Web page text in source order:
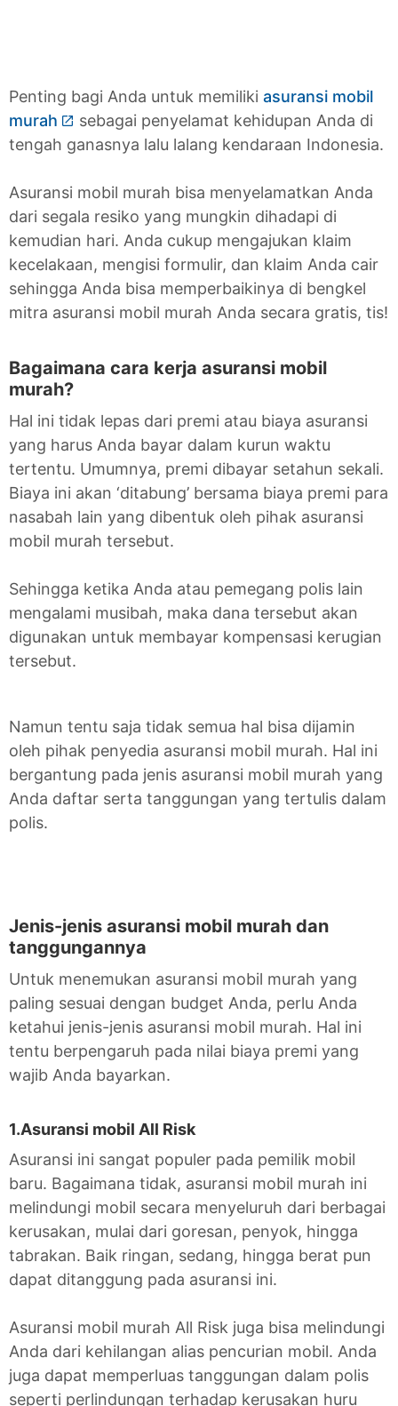
Penting bagi Anda untuk memiliki asuransi mobil
murah
sebagai penyelamat kehidupan Anda di
tengah ganasnya lalu lalang kendaraan Indonesia.
Asuransi mobil murah bisa menyelamatkan Anda
dari segala resiko yang mungkin dihadapi di
kemudian hari. Anda cukup mengajukan klaim
kecelakaan, mengisi formulir, dan klaim Anda cair
sehingga Anda bisa memperbaikinya di bengkel
mitra asuransi mobil murah Anda secara gratis, tis!
Bagaimana cara kerja asuransi mobil
murah?
Hal ini tidak lepas dari premi atau biaya asuransi
yang harus Anda bayar dalam kurun waktu
tertentu. Umumnya, premi dibayar setahun sekali.
Biaya ini akan ‘ditabung’ bersama biaya premi para
nasabah lain yang dibentuk oleh pihak asuransi
mobil murah tersebut.
Sehingga ketika Anda atau pemegang polis lain
mengalami musibah, maka dana tersebut akan
digunakan untuk membayar kompensasi kerugian
tersebut.
Namun tentu saja tidak semua hal bisa dijamin
oleh pihak penyedia asuransi mobil murah. Hal ini
bergantung pada jenis asuransi mobil murah yang
Anda daftar serta tanggungan yang tertulis dalam
polis.
Jenis-jenis asuransi mobil murah dan
tanggungannya
Untuk menemukan asuransi mobil murah yang
paling sesuai dengan budget Anda, perlu Anda
ketahui jenis-jenis asuransi mobil murah. Hal ini
tentu berpengaruh pada nilai biaya premi yang
wajib Anda bayarkan.
1.Asuransi mobil All Risk
Asuransi ini sangat populer pada pemilik mobil
baru. Bagaimana tidak, asuransi mobil murah ini
melindungi mobil secara menyeluruh dari berbagai
kerusakan, mulai dari goresan, penyok, hingga
tabrakan. Baik ringan, sedang, hingga berat pun
dapat ditanggung pada asuransi ini.
Asuransi mobil murah All Risk juga bisa melindungi
Anda dari kehilangan alias pencurian mobil. Anda
juga dapat memperluas tanggungan dalam polis
seperti perlindungan terhadap kerusakan huru